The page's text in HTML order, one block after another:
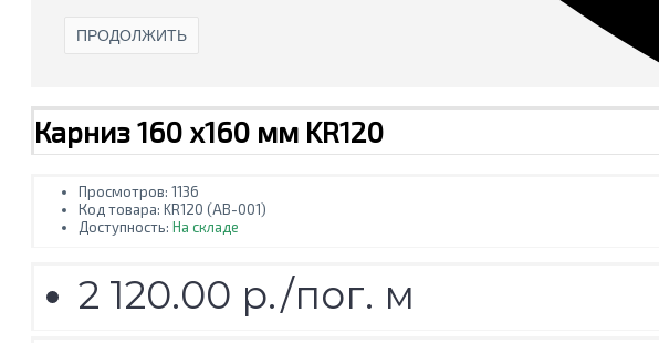
ПРОДОЛЖИТЬ
Карниз 160 х160 мм KR120
Просмотров: 1136
Код товара: KR120 (AB-001)
Доступность: На складе
2 120.00 р./пог. м